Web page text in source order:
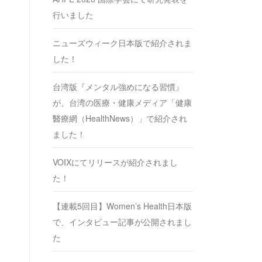
行いました
ニューズウィーク日本版で紹介されま
した！
台湾版『メンタル強めになる習慣』
が、台湾の医療・健康メディア「健康
醫療網（HealthNews）」で紹介され
ました！
VOIXにてリリースが紹介されまし
た！
【連載5回目】Women’s Health日本版
で、インタビュー記事が公開されまし
た